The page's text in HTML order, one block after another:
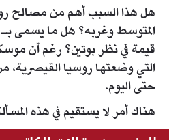
هل هذا السبب أهم من مصالح
المتوسط وغربه؟ هل ما يسمى
قيمة في نظر بوتين؟ رغم أن
التي وضعتها روسيا القيصرية،
حتى اليوم.
هناك أمر لا يستقيم في هذه